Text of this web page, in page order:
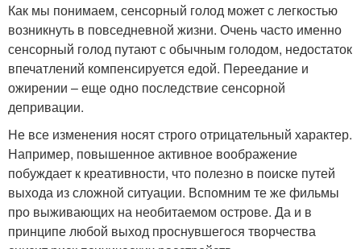
Как мы понимаем, сенсорный голод может с легкостью
возникнуть в повседневной жизни. Очень часто именно
сенсорный голод путают с обычным голодом, недостаток
впечатлений компенсируется едой. Переедание и
ожирении – еще одно последствие сенсорной
депривации.
Не все изменения носят строго отрицательный характер.
Например, повышенное активное воображение
побуждает к креативности, что полезно в поиске путей
выхода из сложной ситуации. Вспомним те же фильмы
про выживающих на необитаемом острове. Да и в
принципе любой выход проснувшегося творчества